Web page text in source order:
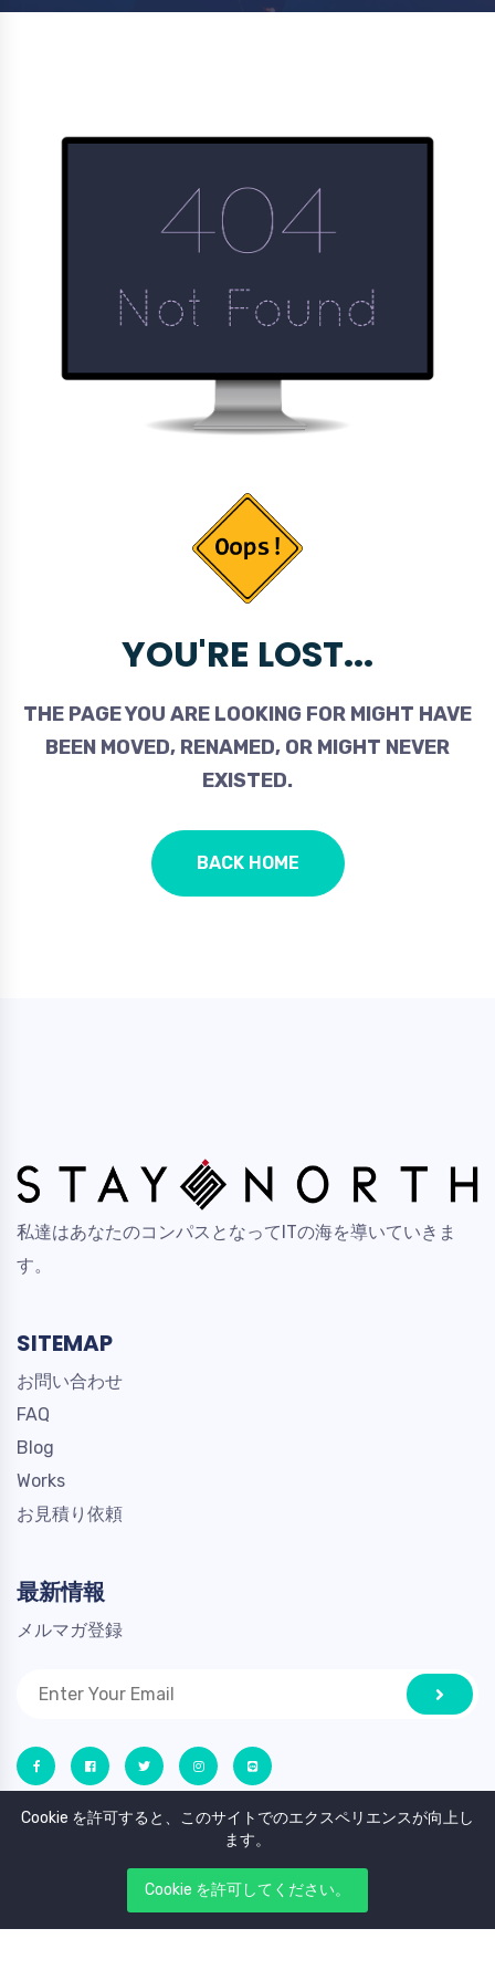
YOU'RE LOST...
THE PAGE YOU ARE LOOKING FOR MIGHT HAVE
BEEN MOVED, RENAMED, OR MIGHT NEVER
EXISTED.
BACK HOME
私達はあなたのコンパスとなってITの海を導いていきま
す。
SITEMAP
お問い合わせ
FAQ
Blog
Works
お見積り依頼
最新情報
メルマガ登録
Copyright © 2023. All rights reserved by STAY
Cookie を許可すると、このサイトでのエクスペリエンスが向上し
ます。
Cookie を許可してください。